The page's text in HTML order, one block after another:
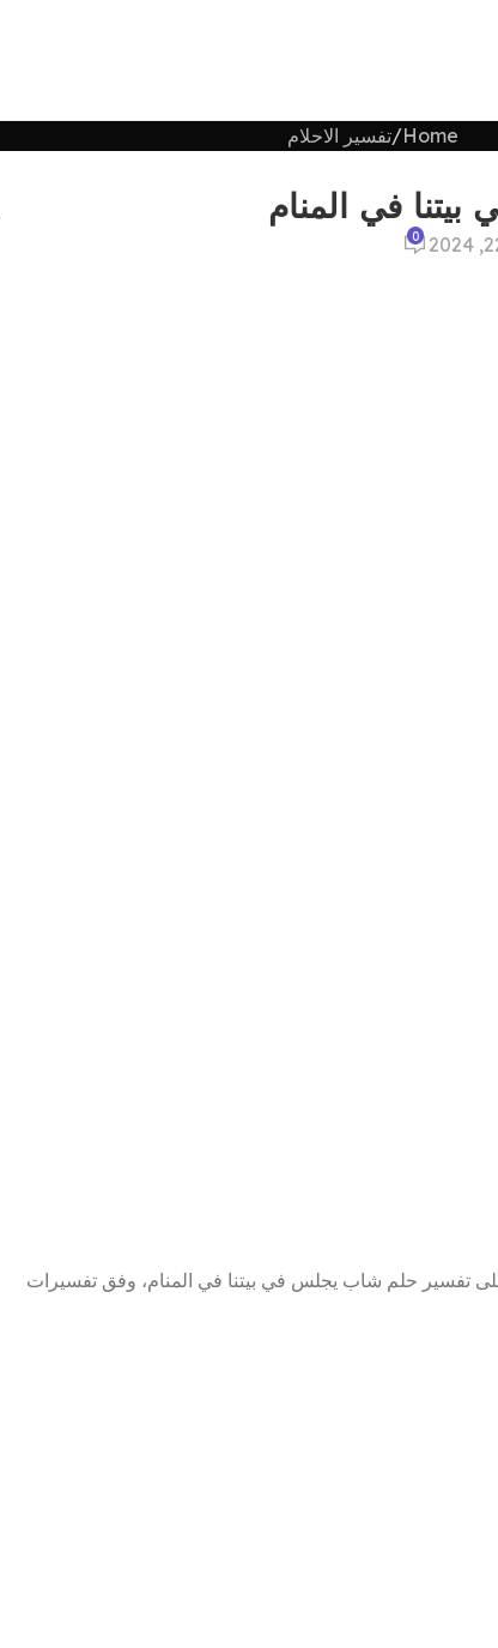
Home تفسير الاحلام
في المنام
0
تفسير حلم شاب يجلس في بيتنا في المنام، وفق تفسيرات